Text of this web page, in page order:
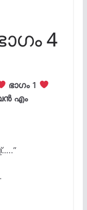
4
ഭാഗം 1
എം